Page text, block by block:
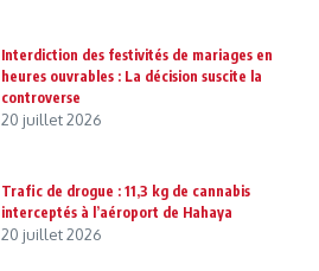
Interdiction des festivités de mariages en
heures ouvrables : La décision suscite la
controverse
20 juillet 2026
Trafic de drogue : 11,3 kg de cannabis
interceptés à l’aéroport de Hahaya
20 juillet 2026